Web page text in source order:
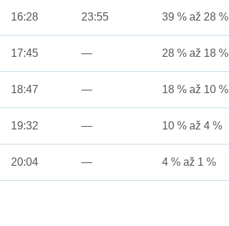
16:28 23:55 39 % až 28 %
17:45 — 28 % až 18 %
18:47 — 18 % až 10 %
19:32 — 10 % až 4 %
20:04 — 4 % až 1 %